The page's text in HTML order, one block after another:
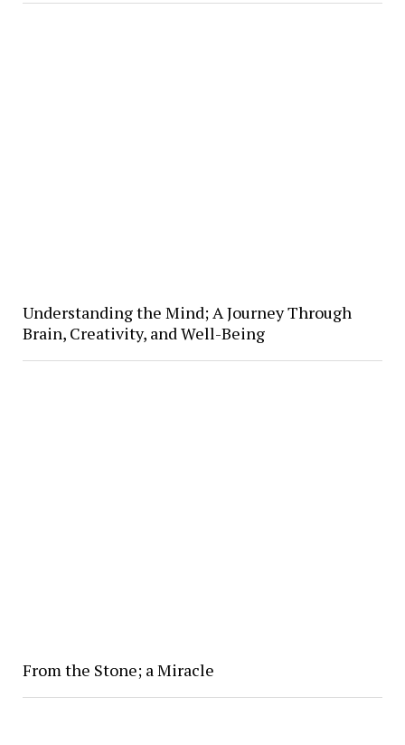
Understanding the Mind; A Journey Through
Brain, Creativity, and Well-Being
From the Stone; a Miracle